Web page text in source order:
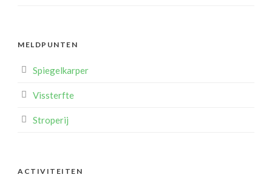
MELDPUNTEN
Spiegelkarper
Vissterfte
Stroperij
ACTIVITEITEN